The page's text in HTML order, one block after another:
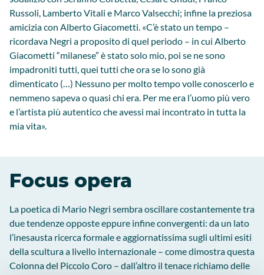
Russoli, Lamberto Vitali e Marco Valsecchi; infine la preziosa
amicizia con Alberto Giacometti. «C’è stato un tempo –
ricordava Negri a proposito di quel periodo – in cui Alberto
Giacometti “milanese” è stato solo mio, poi se ne sono
impadroniti tutti, quei tutti che ora se lo sono già
dimenticato (…) Nessuno per molto tempo volle conoscerlo e
nemmeno sapeva o quasi chi era. Per me era l’uomo più vero
e l’artista più autentico che avessi mai incontrato in tutta la
mia vita».
Focus opera
La poetica di Mario Negri sembra oscillare costantemente tra
due tendenze opposte eppure infine convergenti: da un lato
l’inesausta ricerca formale e aggiornatissima sugli ultimi esiti
della scultura a livello internazionale – come dimostra questa
Colonna del Piccolo Coro – dall’altro il tenace richiamo delle